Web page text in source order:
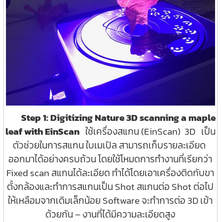
Step 1: Digitizing Nature 3D scanning a maple
leaf with EinScan ใช้เครื่องสแกน (EinScan) 3D เป็น
ตัวช่วยในการสแกน ใบเมเปิล สามารถเก็บรายละเอียด
ออกมาได้อย่างครบถ้วน โดยใช้โหมดการทำงานที่เรียกว่า
Fixed scan สแกนได้ละเอียด ทำได้โดยเอาเครื่องติดกับขา
ตั้งกล้องและทำการสแกนเป็น Shot สแกนต่อ Shot ต่อไป
ให้เหลือมจากเดิมเล็กน้อย Software จะทำการต่อ 3D เข้า
ด้วยกัน – งานที่ได้มีความละเอียดสูง